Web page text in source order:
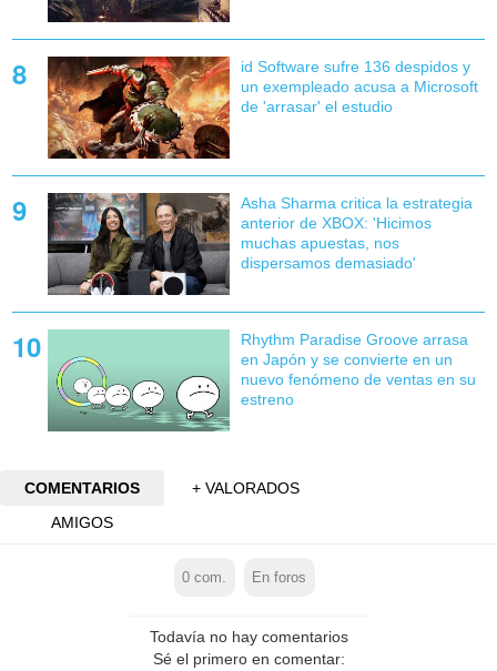
id Software sufre 136 despidos y
un exempleado acusa a Microsoft
de 'arrasar' el estudio
Asha Sharma critica la estrategia
anterior de XBOX: 'Hicimos
muchas apuestas, nos
dispersamos demasiado'
Rhythm Paradise Groove arrasa
en Japón y se convierte en un
nuevo fenómeno de ventas en su
estreno
COMENTARIOS
+ VALORADOS
AMIGOS
0 com. En foros
Todavía no hay comentarios
Sé el primero en comentar: